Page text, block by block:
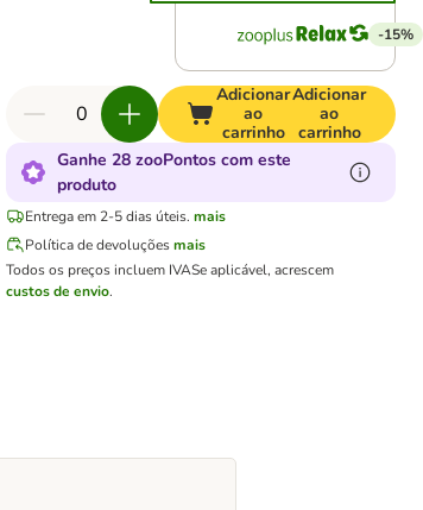
-15%
Adicionar
ao
carrinho
Adicionar
ao
carrinho
Ganhe 28 zooPontos com este
produto
Entrega em 2-5 dias úteis. mais
Política de devoluçõesmais
Todos os preços incluem IVASe aplicável, acrescem
custos de envio.